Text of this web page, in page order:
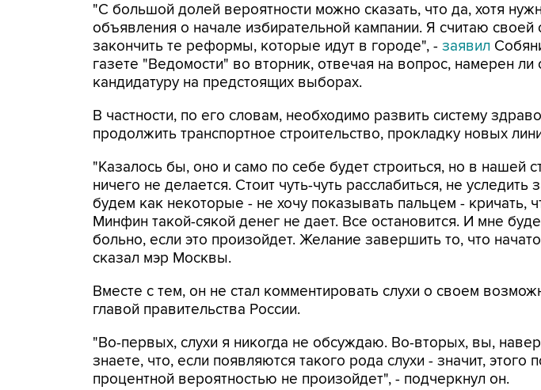
"С большой долей вероятности можно сказать, что да, хотя
объявления о начале избирательной кампании. Я считаю своей
закончить те реформы, которые идут в городе", - заявил
газете "Ведомости" во вторник, отвечая на вопрос, намерен
кандидатуру на предстоящих выборах.
В частности, по его словам, необходимо развить систему
продолжить транспортное строительство, прокладку новых
"Казалось бы, оно и само по себе будет строиться, но в нашей
ничего не делается. Стоит чуть-чуть расслабиться, не уследить
будем как некоторые - не хочу показывать пальцем - кричать,
Минфин такой-сякой денег не дает. Все остановится. И мне
больно, если это произойдет. Желание завершить то, что
сказал мэр Москвы.
Вместе с тем, он не стал комментировать слухи о своем
главой правительства России.
"Во-первых, слухи я никогда не обсуждаю. Во-вторых, вы,
знаете, что, если появляются такого рода слухи - значит, этого
процентной вероятностью не произойдет", - подчеркнул он.